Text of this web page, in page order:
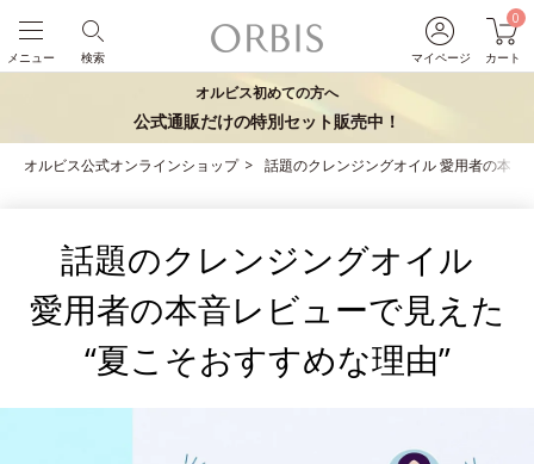
マイページ
0
カート
検索
メニュー
オルビス初めての方へ
公式通販だけの特別セット販売中！
オルビス公式オンラインショップ 話題のクレンジングオイル 愛用者の本音
話題のクレンジングオイル
愛用者の本音レビューで見えた
“夏こそおすすめな理由”